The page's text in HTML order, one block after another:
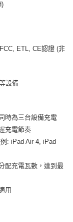
ETL, CE認證 (非
設備
時為三台設備充電
充電節奏
: iPad Air 4, iPad
配充電瓦數，達到最
用